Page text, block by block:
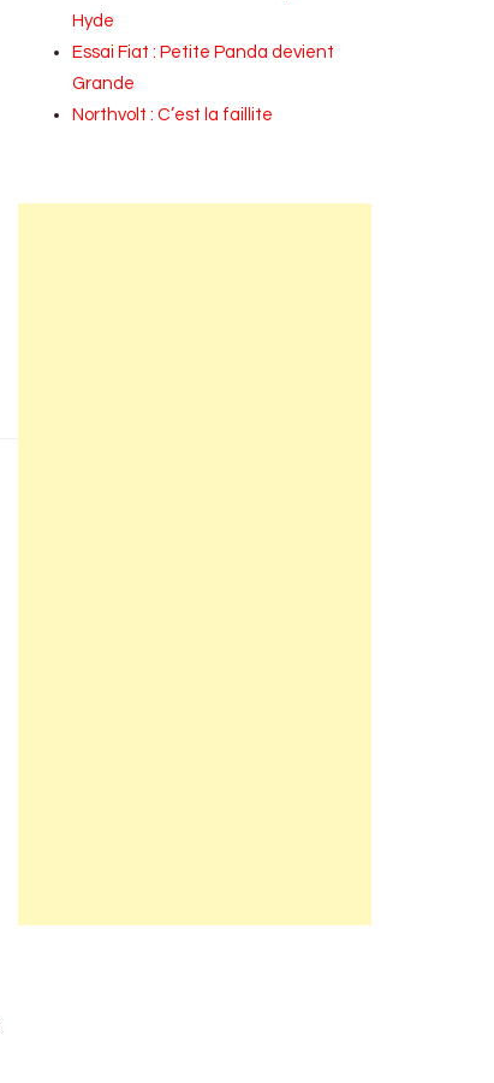
Hyde
Essai Fiat : Petite Panda devient
Grande
Northvolt : C’est la faillite